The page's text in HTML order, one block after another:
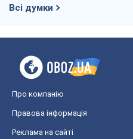
Всі думки
Про компанію
Правова інформація
Реклама на сайті